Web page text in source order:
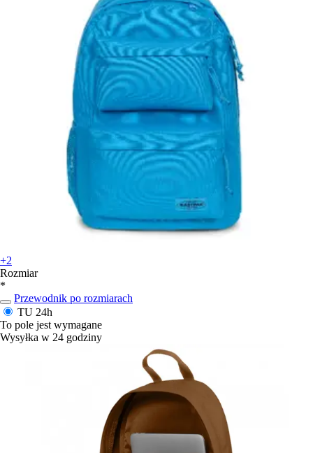
+2
Rozmiar
*
Przewodnik po rozmiarach
TU 24h
To pole jest wymagane
Wysyłka w 24 godziny